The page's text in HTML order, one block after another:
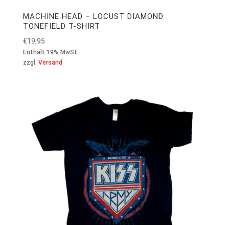
MACHINE HEAD – LOCUST DIAMOND
TONEFIELD T-SHIRT
€19,95
Enthält 19% MwSt.
zzgl. Versand